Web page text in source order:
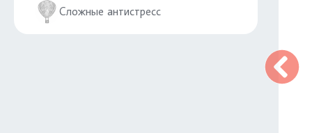
Сложные антистресс